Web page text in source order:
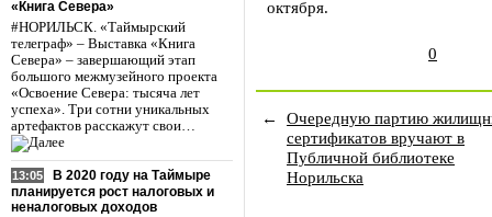
«Книга Севера»
#НОРИЛЬСК. «Таймырский
телеграф» – Выставка «Книга
Севера» – завершающий этап
большого межмузейного проекта
«Освоение Севера: тысяча лет
успеха». Три сотни уникальных
артефактов расскажут свои…
13:05
В 2020 году на Таймыре
планируется рост налоговых и
неналоговых доходов
октября.
0
←
Очередную партию
сертификатов вручают в
Публичной библиотеке
Норильска